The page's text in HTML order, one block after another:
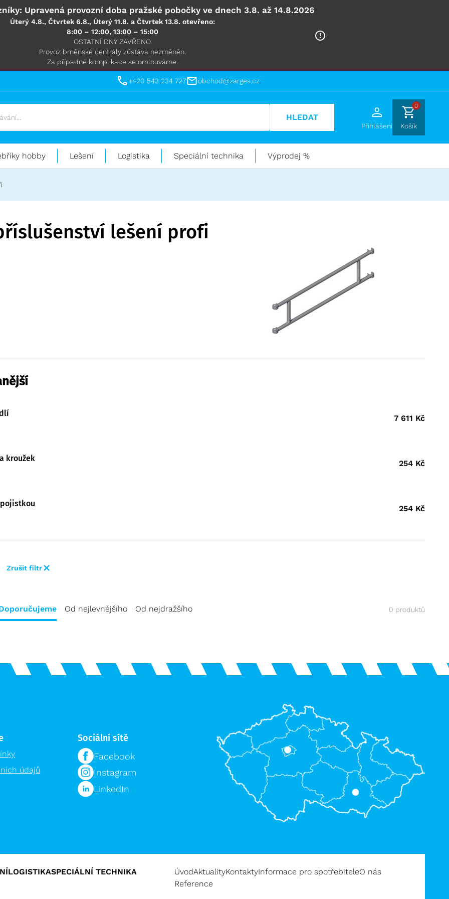
Upravená provozní doba pražské pobočky ve dnech 3.8. až 14.8.2026
Úterý 4.8., Čtvrtek 6.8., Úterý 11.8. a Čtvrtek 13.8. otevřeno:
8:00 – 12:00, 13:00 – 15:00
OSTATNÍ DNY ZAVŘENO
Provoz brněnské centrály zůstáva nezměněn.
Za případné komplikace se omlouváme.
+420 543 234 727 obchod@zarges.cz
HLEDAT
Přihlášení
0
Košík
hobby Lešení Logistika Speciální technika Výprodej %
lešení profi
7 611 Kč
kroužek
254 Kč
254 Kč
Zrušit filtr
Od nejlevnějšího Od nejdražšího 0 produktů
údajů
Sociální sítě
Facebook
Instagram
LinkedIn
LOGISTIKASPECIÁLNÍ TECHNIKA
ÚvodAktualityKontaktyInformace pro spotřebiteleO nás
Reference